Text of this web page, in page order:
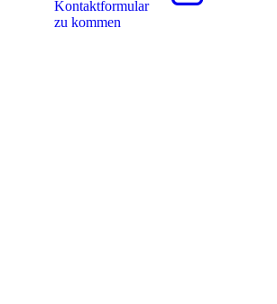
Kon­takt­for­mu­lar
zu kommen